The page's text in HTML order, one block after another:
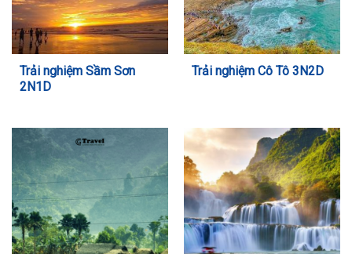
Trải nghiệm Sầm Sơn
2N1D
Trải nghiệm Cô Tô 3N2D